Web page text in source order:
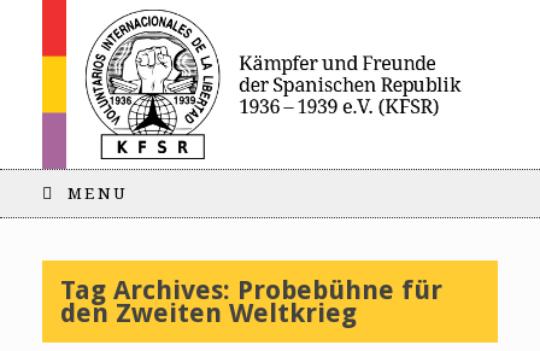
MENU
Tag Archives: Probebühne für
den Zweiten Weltkrieg